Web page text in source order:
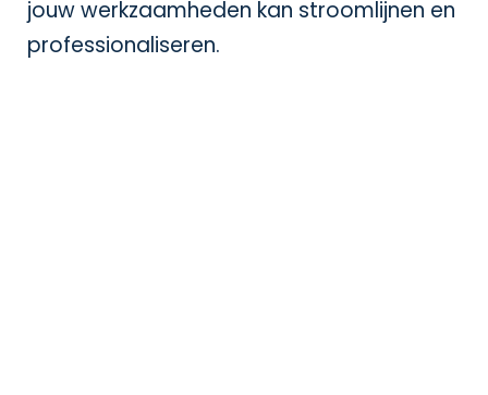
jouw werkzaamheden kan stroomlijnen en
professionaliseren.